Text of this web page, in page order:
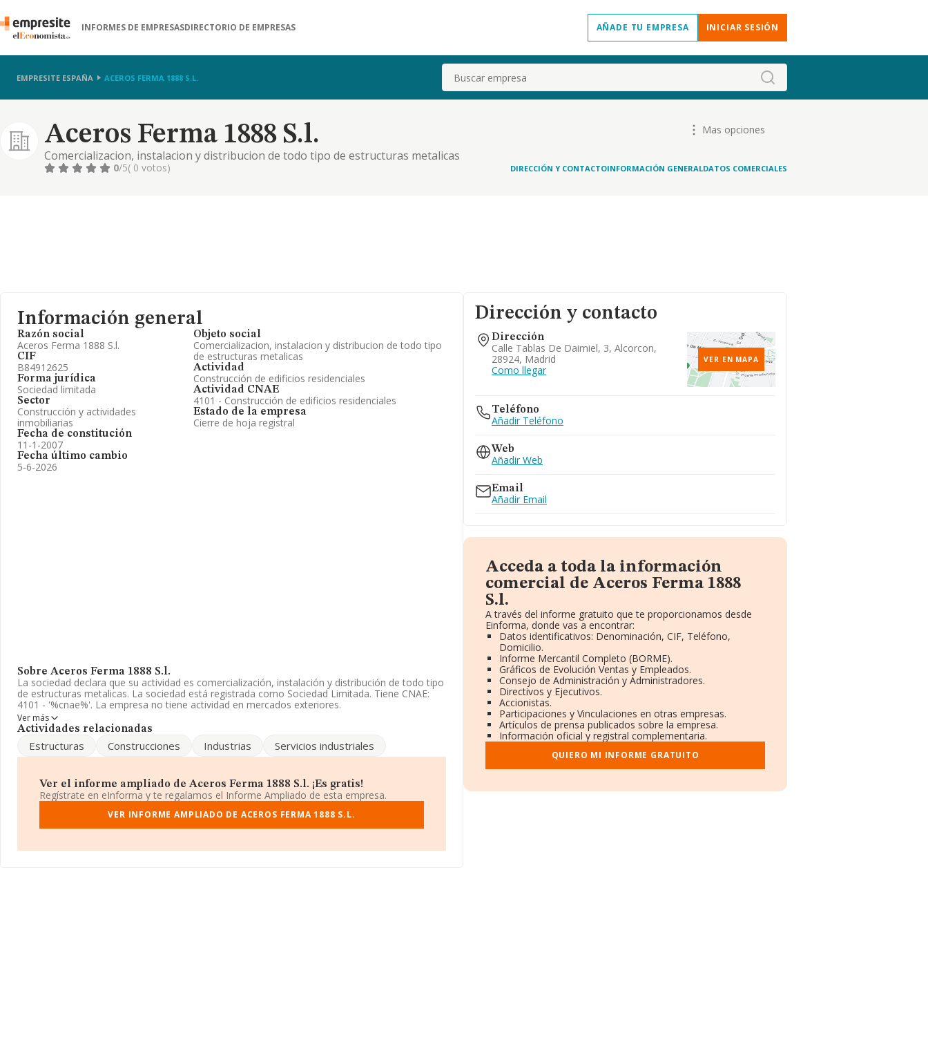
INFORMES DE EMPRESASDIRECTORIO DE EMPRESAS AÑADE TU EMPRESA INICIAR SESIÓN
EMPRESITE ESPAÑA ACEROS FERMA 1888 S.L. Buscar
Aceros Ferma 1888 S.l.
Comercializacion, instalacion y distribucion de todo tipo de estructuras metalicas
Mas opciones
0/5( 0 votos) DIRECCIÓN Y CONTACTOINFORMACIÓN GENERALDATOS COMERCIALES
Información general
Razón social
Aceros Ferma 1888 S.l.
CIF
B84912625
Forma jurídica
Sociedad limitada
Sector
Construcción y actividades
inmobiliarias
Fecha de constitución
11-1-2007
Fecha último cambio
5-6-2026
Objeto social
Comercializacion, instalacion y distribucion de todo tipo
de estructuras metalicas
Actividad
Construcción de edificios residenciales
Actividad CNAE
4101 - Construcción de edificios residenciales
Estado de la empresa
Cierre de hoja registral
Sobre Aceros Ferma 1888 S.l.
La sociedad declara que su actividad es comercialización, instalación y distribución de todo tipo
de estructuras metalicas. La sociedad está registrada como Sociedad Limitada. Tiene CNAE:
4101 - '%cnae%'. La empresa no tiene actividad en mercados exteriores.
Según las cifras existentes en la base de datos de INFORMA, el número de empleados ha
La empresa españolaAceros Ferma 1888 S.L, NIF B84912625, se encuentra en Calle Tablas
En relación con el sector y disponiendo de los datos de hasta 188.948 empresas, la facturación
en el ámbito nacional alcanza los 36.783 millones de euros y se calcula un promedio de
facturación de 194 mil euros entre todas las compañías. Respecto a la información de la
provincia (hablamos de Madrid), en la base de datos de INFORMA aparecen 26948 empresas,
los datos de sector, en 2008, la antigüedad desde la constitución es de 17 años. La media de
Ver más
Actividades relacionadas
Estructuras Construcciones Industrias Servicios industriales
Ver el informe ampliado de Aceros Ferma 1888 S.l. ¡Es gratis!
Regístrate en eInforma y te regalamos el Informe Ampliado de esta empresa.
VER INFORME AMPLIADO DE ACEROS FERMA 1888 S.L.
Dirección y contacto
Dirección
Calle Tablas De Daimiel, 3, Alcorcon,
28924, Madrid
Como llegar
VER EN MAPA
Teléfono
Añadir Teléfono
Web
Añadir Web
Email
Añadir Email
Acceda a toda la información
comercial de Aceros Ferma 1888
S.l.
A través del informe gratuito que te proporcionamos desde
Einforma, donde vas a encontrar:
Datos identificativos: Denominación, CIF, Teléfono,
Domicilio.
Informe Mercantil Completo (BORME).
Gráficos de Evolución Ventas y Empleados.
Consejo de Administración y Administradores.
Directivos y Ejecutivos.
Accionistas.
Participaciones y Vinculaciones en otras empresas.
Artículos de prensa publicados sobre la empresa.
Información oficial y registral complementaria.
QUIERO MI INFORME GRATUITO